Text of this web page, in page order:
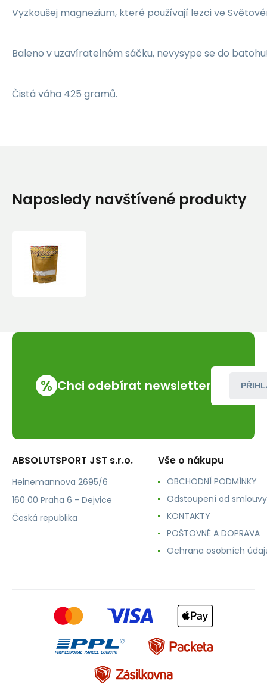
Vyzkoušej magnezium, které používají lezci ve
Baleno v uzavíratelném sáčku, nevysype se do
Čistá váha 425 gramů.
Naposledy navštívené produkty
% Chci odebírat newsletter
ABSOLUTSPORT JST s.r.o.
Heinemannova 2695/6
160 00 Praha 6 - Dejvice
Česká republika
Vše o nákupu
OBCHODNÍ PODMÍNKY
Odstoupení od smlouvy
KONTAKTY
POŠTOVNÉ A DOPRAVA
Ochrana osobních